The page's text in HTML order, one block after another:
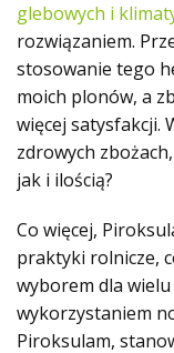
glebowych i
rozwiązaniem.
stosowanie tego
moich plonów, a
więcej satysfakcji.
zdrowych
jak i ilością?
Co więcej,
praktyki rolnicze,
wyborem dla
wykorzystaniem
Piroksulam,